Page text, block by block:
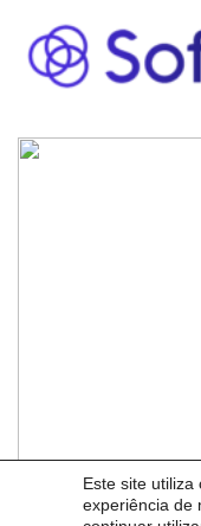
Este site utiliza
experiência de